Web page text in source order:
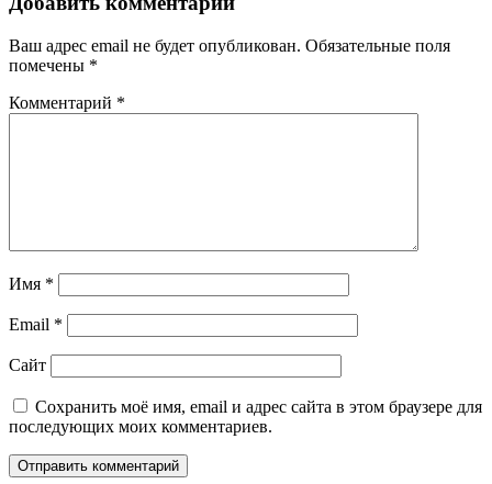
Ваш адрес email не будет опубликован. Обязательные поля
помечены *
Комментарий *
Имя *
Email *
Сайт
Сохранить моё имя, email и адрес сайта в этом браузере для
последующих моих комментариев.